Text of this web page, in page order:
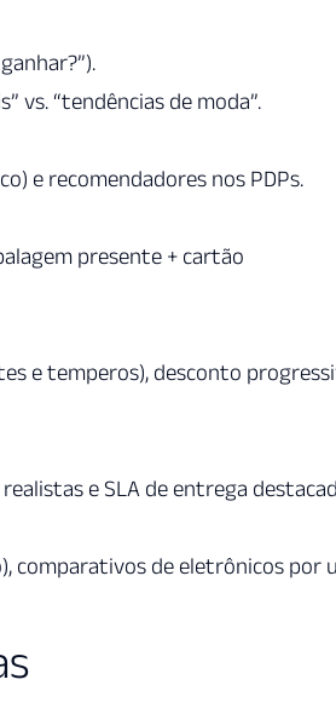
vs. “tendências de moda”.
e recomendadores nos PDPs.
presente + cartão
e temperos), desconto
e SLA de entrega
comparativos de eletrônicos por